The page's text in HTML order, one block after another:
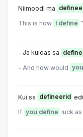
Niimoodi ma
This is how I define
- Ja kuidas sa
- And how would
Kui sa defineerid
If you define luck